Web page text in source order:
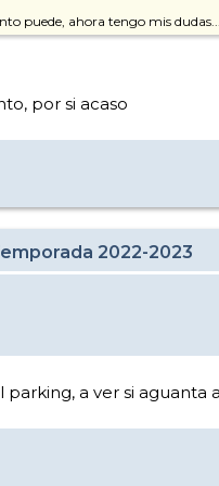
puede, ahora tengo mis
por si acaso
2022-2023
a ver si aguanta